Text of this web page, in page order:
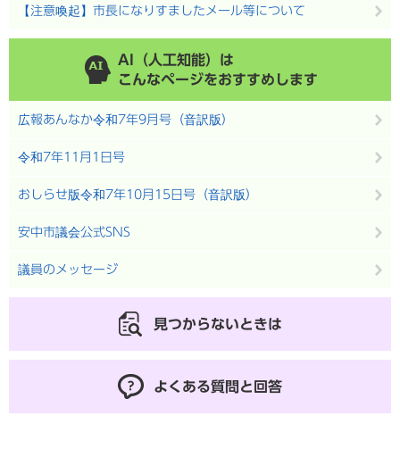
【注意喚起】市長になりすましたメール等について
AI（人工知能）は
こんなページをおすすめします
広報あんなか令和7年9月号（音訳版）
令和7年11月1日号
おしらせ版令和7年10月15日号（音訳版）
安中市議会公式SNS
議員のメッセージ
見つからないときは
よくある質問と回答